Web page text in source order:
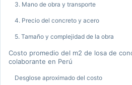
3. Mano de obra y transporte
4. Precio del concreto y acero
5. Tamaño y complejidad de la obra
Costo promedio del m2 de losa de
colaborante en Perú
Desglose aproximado del costo